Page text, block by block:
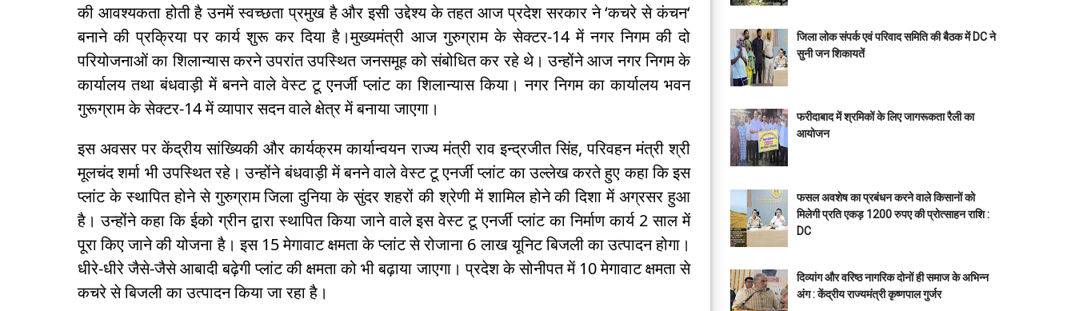
की आवश्यकता होती है उनमें स्वच्छता प्रमुख है और इसी उद्देश्य के तहत आज प्रदेश सरकार ने ‘कचरे से कंचन‘
बनाने की प्रक्रिया पर कार्य शुरू कर दिया है।मुख्यमंत्री आज गुरुग्राम के सेक्टर-14 में नगर निगम की दो
परियोजनाओं का शिलान्यास करने उपरांत उपस्थित जनसमूह को संबोधित कर रहे थे। उन्होंने आज नगर निगम के
कार्यालय तथा बंधवाड़ी में बनने वाले वेस्ट टू एनर्जी प्लांट का शिलान्यास किया। नगर निगम का कार्यालय भवन
गुरूग्राम के सेक्टर-14 में व्यापार सदन वाले क्षेत्र में बनाया जाएगा।
इस अवसर पर केंद्रीय सांख्यिकी और कार्यक्रम कार्यान्वयन राज्य मंत्री राव इन्द्रजीत सिंह, परिवहन मंत्री श्री
मूलचंद शर्मा भी उपस्थित रहे। उन्होंने बंधवाड़ी में बनने वाले वेस्ट टू एनर्जी प्लांट का उल्लेख करते हुए कहा कि इस
प्लांट के स्थापित होने से गुरुग्राम जिला दुनिया के सुंदर शहरों की श्रेणी में शामिल होने की दिशा में अग्रसर हुआ
है। उन्होंने कहा कि ईको ग्रीन द्वारा स्थापित किया जाने वाले इस वेस्ट टू एनर्जी प्लांट का निर्माण कार्य 2 साल में
पूरा किए जाने की योजना है। इस 15 मेगावाट क्षमता के प्लांट से रोजाना 6 लाख यूनिट बिजली का उत्पादन होगा।
धीरे-धीरे जैसे-जैसे आबादी बढ़ेगी प्लांट की क्षमता को भी बढ़ाया जाएगा। प्रदेश के सोनीपत में 10 मेगावाट क्षमता से
कचरे से बिजली का उत्पादन किया जा रहा है।
जिला लोक संपर्क एवं परिवाद समिति की बैठक में DC ने
सुनी जन शिकायतें
फरीदाबाद में श्रमिकों के लिए जागरूकता रैली का
आयोजन
फसल अवशेष का प्रबंधन करने वाले किसानों को
मिलेगी प्रति एकड़ 1200 रुपए की प्रोत्साहन राशि :
DC
दिव्यांग और वरिष्ठ नागरिक दोनों ही समाज के अभिन्न
अंग : केंद्रीय राज्यमंत्री कृष्णपाल गुर्जर